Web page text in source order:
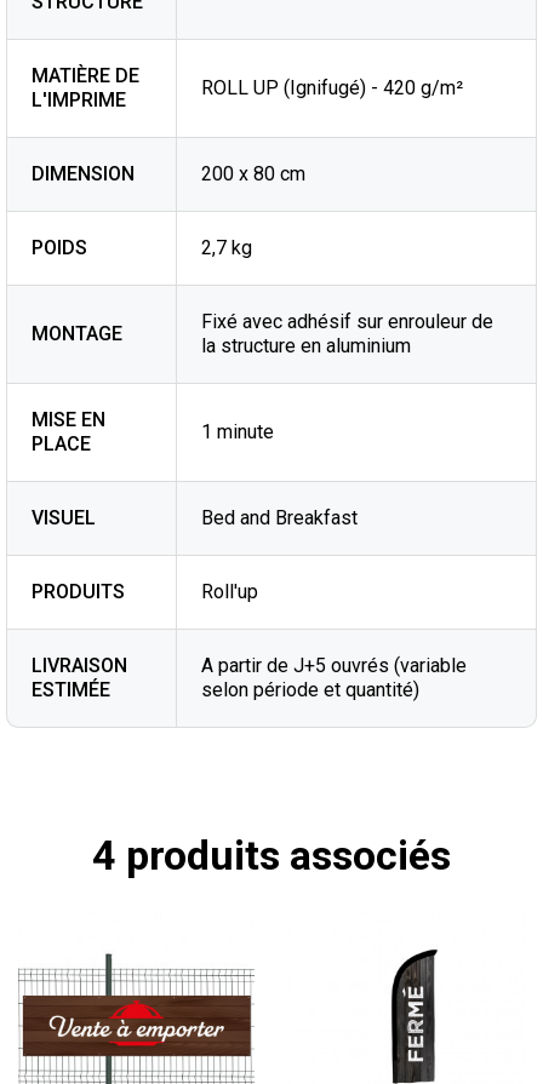
MATIÈRE DE
L'IMPRIME
ROLL UP (Ignifugé) - 420 g/m²
DIMENSION 200 x 80 cm
POIDS 2,7 kg
MONTAGE
Fixé avec adhésif sur enrouleur de
la structure en aluminium
MISE EN
PLACE
1 minute
VISUEL Bed and Breakfast
PRODUITS Roll'up
LIVRAISON
ESTIMÉE
A partir de J+5 ouvrés (variable
selon période et quantité)
4 produits associés